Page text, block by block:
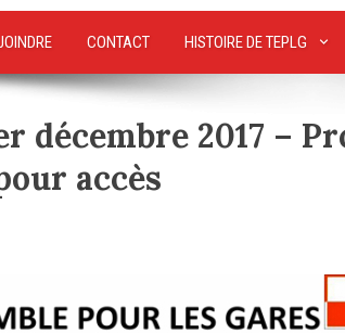
CONTACT HISTOIRE DE TEPLG
décembre 2017 –
accès